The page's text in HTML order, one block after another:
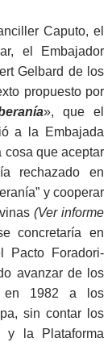
Caputo, el
el Embajador
Gelbard de los
propuesto por
», que el
a la Embajada
cosa que aceptar
rechazado en
y cooperar
(Ver informe
concretaría en
Pacto Foradori-
avanzar de los
en 1982 a los
sin contar los
y la Plataforma